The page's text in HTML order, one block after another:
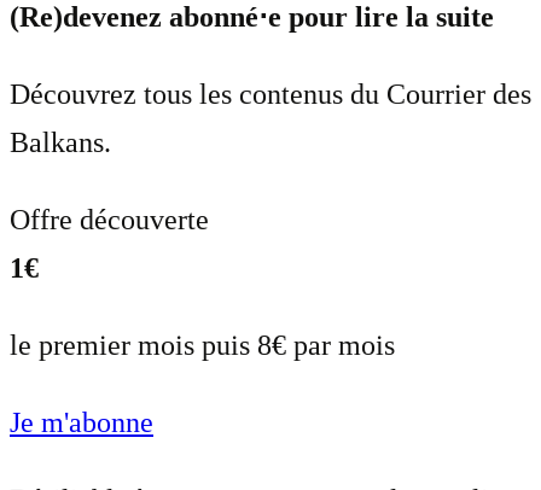
(Re)devenez abonné⋅e pour lire la suite
Découvrez tous les contenus du Courrier des
Balkans.
Offre découverte
1€
le premier mois puis 8€ par mois
Je m'abonne